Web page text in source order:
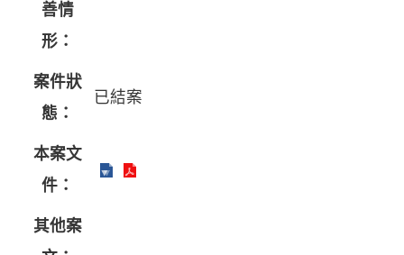
善情
形：
案件狀
態：
已結案
本案文
件：
其他案